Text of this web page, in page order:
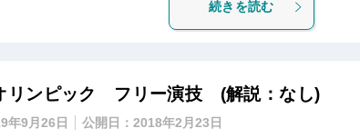
続きを読む
リンピック フリー演技 (解説：なし)
年9月26日 公開日：2018年2月23日